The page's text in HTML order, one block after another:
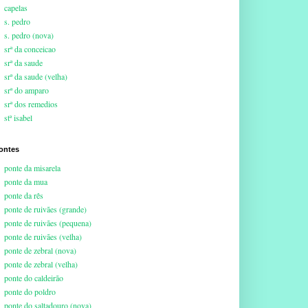
capelas
s. pedro
s. pedro (nova)
srª da conceicao
srª da saude
srª da saude (velha)
srª do amparo
srª dos remedios
stª isabel
ponte da misarela
ponte da mua
ponte da rês
ponte de ruivães (grande)
ponte de ruivães (pequena)
ponte de ruivães (velha)
ponte de zebral (nova)
ponte de zebral (velha)
ponte do caldeirão
ponte do poldro
ponte do saltadouro (nova)